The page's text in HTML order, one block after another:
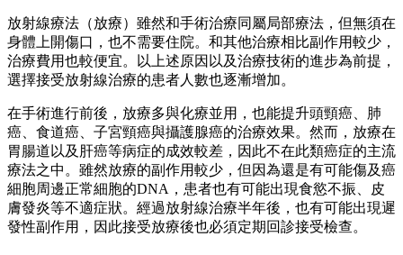
放射線療法（放療）雖然和手術治療同屬局部療法，但無須在
身體上開傷口，也不需要住院。和其他治療相比副作用較少，
治療費用也較便宜。以上述原因以及治療技術的進步為前提，
選擇接受放射線治療的患者人數也逐漸增加。
在手術進行前後，放療多與化療並用，也能提升頭頸癌、肺
癌、食道癌、子宮頸癌與攝護腺癌的治療效果。然而，放療在
胃腸道以及肝癌等病症的成效較差，因此不在此類癌症的主流
療法之中。雖然放療的副作用較少，但因為還是有可能傷及癌
細胞周邊正常細胞的DNA，患者也有可能出現食慾不振、皮
膚發炎等不適症狀。經過放射線治療半年後，也有可能出現遲
發性副作用，因此接受放療後也必須定期回診接受檢查。